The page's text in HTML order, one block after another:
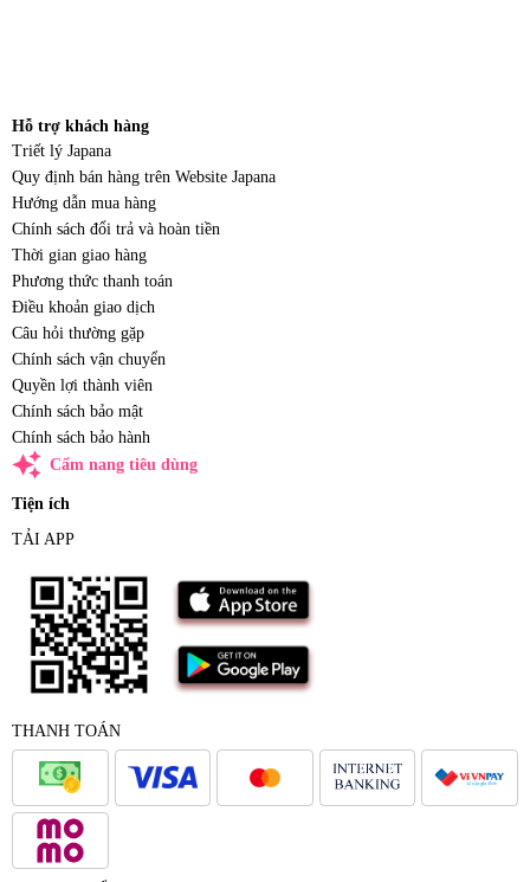
Hỗ trợ khách hàng
Triết lý Japana
Quy định bán hàng trên Website Japana
Hướng dẫn mua hàng
Chính sách đổi trả và hoàn tiền
Thời gian giao hàng
Phương thức thanh toán
Điều khoản giao dịch
Câu hỏi thường gặp
Chính sách vận chuyển
Quyền lợi thành viên
Chính sách bảo mật
Chính sách bảo hành
auto_awesome Cẩm nang tiêu dùng
Tiện ích
TẢI APP
THANH TOÁN